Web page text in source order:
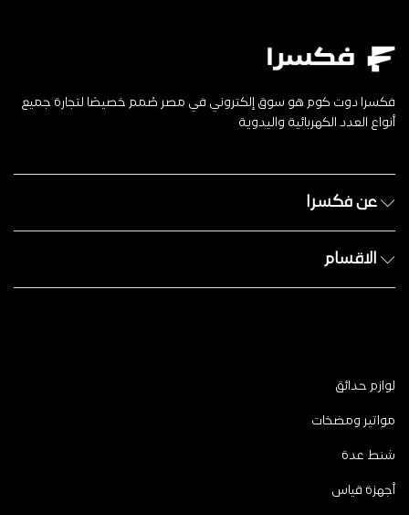
فكسرا دوت كوم هو سوق إلكتروني في مصر صُمم خصيصًا لتجارة جميع
أنواع العدد الكهربائية واليدوية
عن فكسرا
الاقسام
لوازم حدائق
مواتير ومضخات
شنط عدة
أجهزة قياس